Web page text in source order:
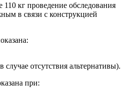
кг проведение обследования
в связи с конструкцией
случае отсутствия альтернативы).
при: